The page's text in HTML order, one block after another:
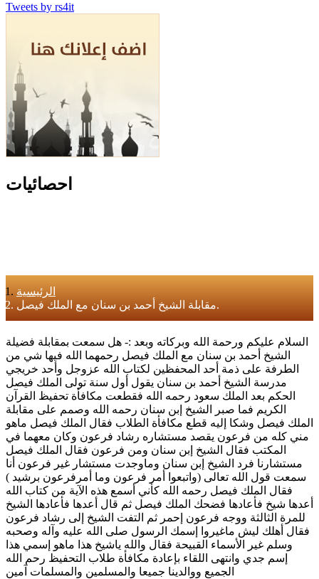
Tweets by rs4it
احصائيات
الرئيسية
مقابلة الشيخ أحمد بن سنان مع الملك فيصل.
السلام عليكم ورحمة الله وبركاته وبعد :- هل سمعت بمقابلة فضيلة
الشيخ أحمد بن سنان مع الملك فيصل رحمهما الله فيها شي من
الطرفة على ذمة أحد المحفظين لكتاب الله عزوجل وأحد خريجي
مدرسة الشيخ أحمد بن سنان يقول أول سنة تولى الملك فيصل
الحكم بعد الملك سعود رحمه الله فقطعت مكافأة تحفيظ القرآن
الكريم فما صبر الشيخ إبن سنان رحمه الله وصمم على مقابلة
الملك فيصل وشكا إليه قطع مكافأة الطلاب فقال الملك فيصل ماهو
مني كله من فرعون يقصد مستشاره رشاد فرعون وكان معهما في
المكتب فقال الشيخ إبن سنان ومن فرعون فقال الملك فيصل
مستشارنا فرد الشيخ إبن سنان وماوجدت مستشار غير فرعون أنا
سمعت قول الله تعالى (واتبعوا أمر فرعون وما أمرفرعون برشيد )
فقال الملك فيصل رحمه الله كأني أسمع هذه الآية من كتاب الله
أعدها شيخ فأعادها فضحك الملك فيصل ثم قال أعدها فأعادها الشيخ
للمرة الثالثة ووجه فرعون إحمر ثم التفت الشيخ إلى رشاد فرعون
فقال أهلك ليش ماغيروا إسمك الرسول صلى الله عليه وآله وصحبه
وسلم غير الأسماء القبيحة فقال والله ياشيخ هذا ماهو إسمي هذا
إسم جدي وانتهى اللقاء بإعادة مكافأة طلاب التحفيظ رحم الله
الجميع ووالدينا جميعا والمسلمين والمسلمات آمين